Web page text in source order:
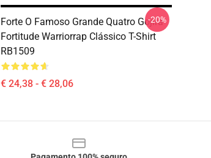
Forte O Famoso Grande Quatro Gojira
Fortitude Warriorrap Clássico T-Shirt
RB1509
€ 24,38 - € 28,06
-20%